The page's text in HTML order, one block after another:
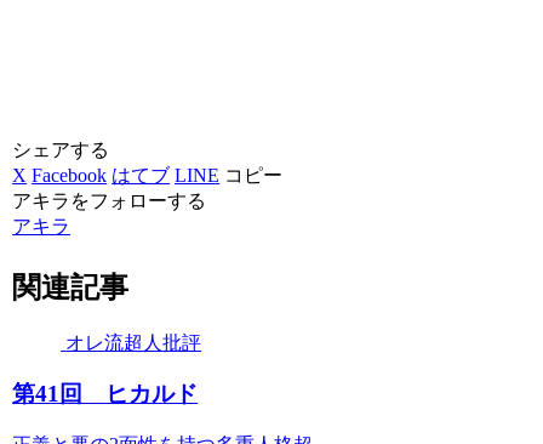
シェアする
X Facebook はてブ LINE コピー
アキラをフォローする
アキラ
関連記事
オレ流超人批評
第41回 ヒカルド